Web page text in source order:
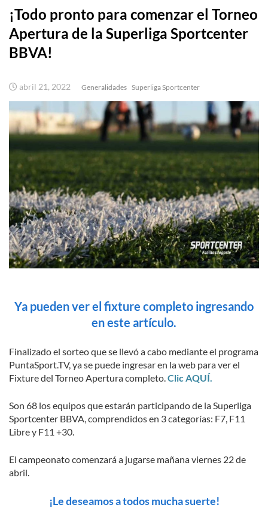
¡Todo pronto para comenzar el Torneo
Apertura de la Superliga Sportcenter
BBVA!
abril 21, 2022 Generalidades Superliga Sportcenter
Ya pueden ver el fixture completo ingresando
en este artículo.
Finalizado el sorteo que se llevó a cabo mediante el programa
PuntaSport.TV, ya se puede ingresar en la web para ver el
Fixture del Torneo Apertura completo.Clic AQUÍ.
Son 68 los equipos que estarán participando de la Superliga
Sportcenter BBVA, comprendidos en 3 categorías: F7, F11
Libre y F11 +30.
El campeonato comenzará a jugarse mañana viernes 22 de
abril.
¡Le deseamos a todos mucha suerte!